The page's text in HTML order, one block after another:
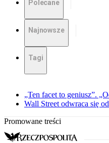
Polecane
Najnowsze
Tagi
„Ten facet to geniusz”.
Wall Street odwraca się
Promowane treści